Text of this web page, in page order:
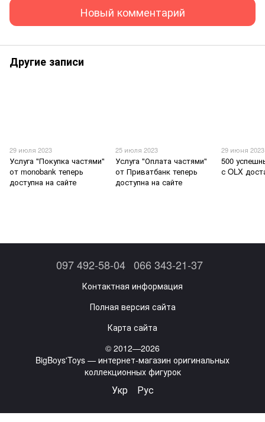
Новый комментарий
Другие записи
29 июля 2023
Услуга "Покупка частями"
от monobank теперь
доступна на сайте
25 июля 2023
Услуга "Оплата частями"
от Приватбанк теперь
доступна на сайте
29 июня 2023
500
с OLX
097 492-58-04 066 343-21-37
Контактная информация
Полная версия сайта
Карта сайта
© 2012—2026
BigBoys'Toys — интернет-магазин оригинальных
коллекционных фигурок
Укр Рус